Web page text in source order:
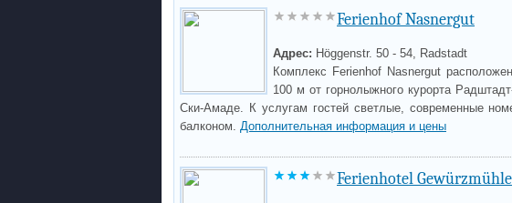
Ferienhof Nasnergut
Адрес: Höggenstr. 50 - 54, Radstadt
Комплекс Ferienhof Nasnergut
100 м от горнолыжного курорта
Ски-Амаде. К услугам гостей светлые, современные
балконом. Дополнительная информация и цены
Ferienhotel Gewürzmühle